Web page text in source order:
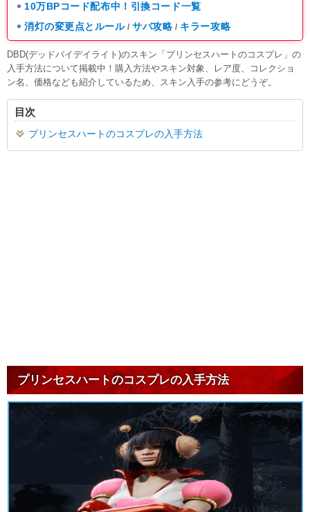
10万BPコード配布中！引換コード一覧
消灯の変更点とルール / サバ攻略 / キラー攻略
DBD(デッドバイデイライト)のスキン「プリンセスハートのコスプレ」の
入手方法について掲載中！購入方法やスキン対象、レア度、コレクショ
ン名、価格なども紹介しているため、スキン入手の参考にどうぞ。
目次
プリンセスハートのコスプレの入手方法
プリンセスハートのコスプレの入手方法